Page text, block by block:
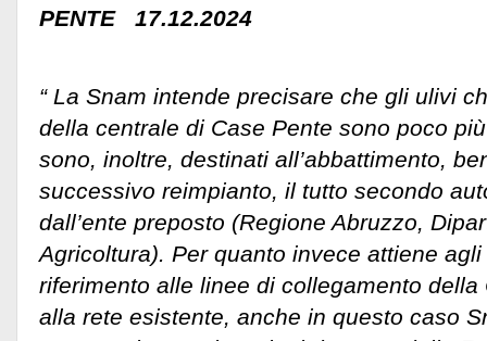
PENTE 17.12.2024
“ La Snam intende precisare che gli ulivi
della centrale di Case Pente sono poco
sono, inoltre, destinati all’abbattimento,
successivo reimpianto, il tutto secondo
dall’ente preposto (Regione Abruzzo,
Agricoltura). Per quanto invece attiene
riferimento alle linee di collegamento della
alla rete esistente, anche in questo caso